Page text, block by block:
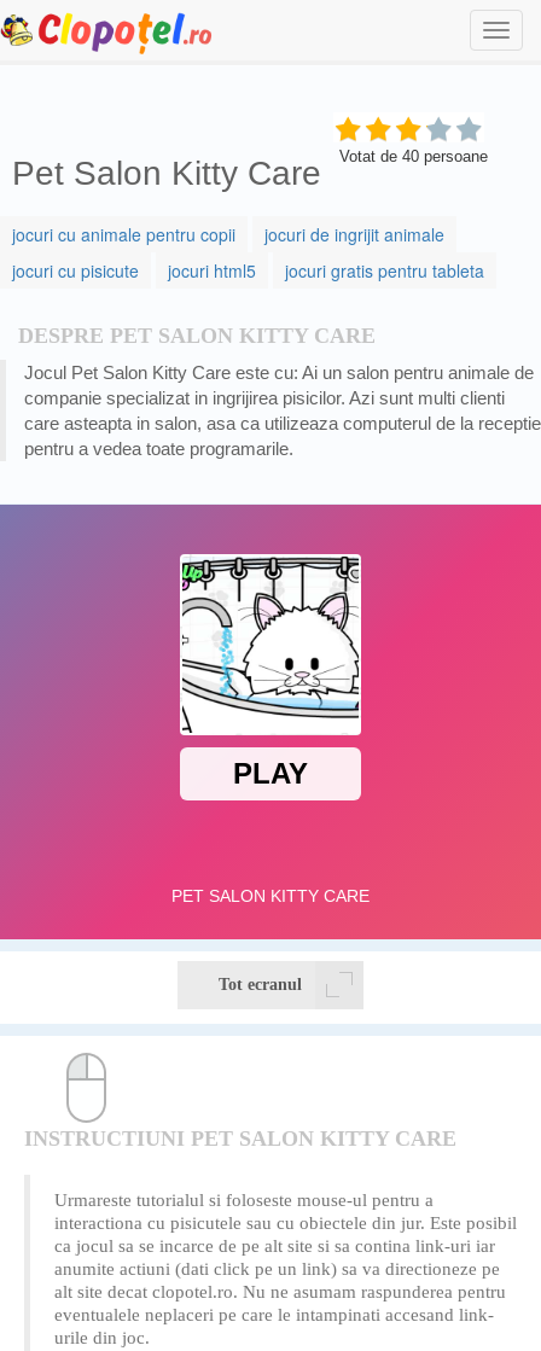
Pet Salon Kitty Care Votat de 40 persoane
jocuri cu animale pentru copii
jocuri de ingrijit animale
jocuri cu pisicute
jocuri html5 jocuri gratis pentru tableta
DESPRE PET SALON KITTY CARE
Jocul Pet Salon Kitty Care este cu: Ai un salon pentru animale de
companie specializat in ingrijirea pisicilor. Azi sunt multi clienti
care asteapta in salon, asa ca utilizeaza computerul de la receptie
pentru a vedea toate programarile.
Tot ecranul
INSTRUCTIUNI PET SALON KITTY CARE
Urmareste tutorialul si foloseste mouse-ul pentru a
interactiona cu pisicutele sau cu obiectele din jur. Este posibil
ca jocul sa se incarce de pe alt site si sa contina link-uri iar
anumite actiuni (dati click pe un link) sa va directioneze pe
alt site decat clopotel.ro. Nu ne asumam raspunderea pentru
eventualele neplaceri pe care le intampinati accesand link-
urile din joc.